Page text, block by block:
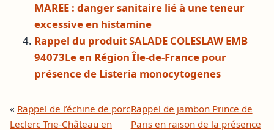
MAREE : danger sanitaire lié à une teneur
excessive en histamine
Rappel du produit SALADE COLESLAW EMB
94073Le en Région Île-de-France pour
présence de Listeria monocytogenes
« Rappel de l’échine de porc
Leclerc Trie-Château en
Rappel de jambon Prince de
Paris en raison de la présence